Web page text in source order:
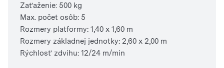
Zaťaženie: 500 kg
Max. počet osôb: 5
Rozmery platformy: 1,40 x 1,60 m
Rozmery základnej jednotky: 2,60 x 2,00 m
Rýchlosť zdvihu: 12/24 m/min